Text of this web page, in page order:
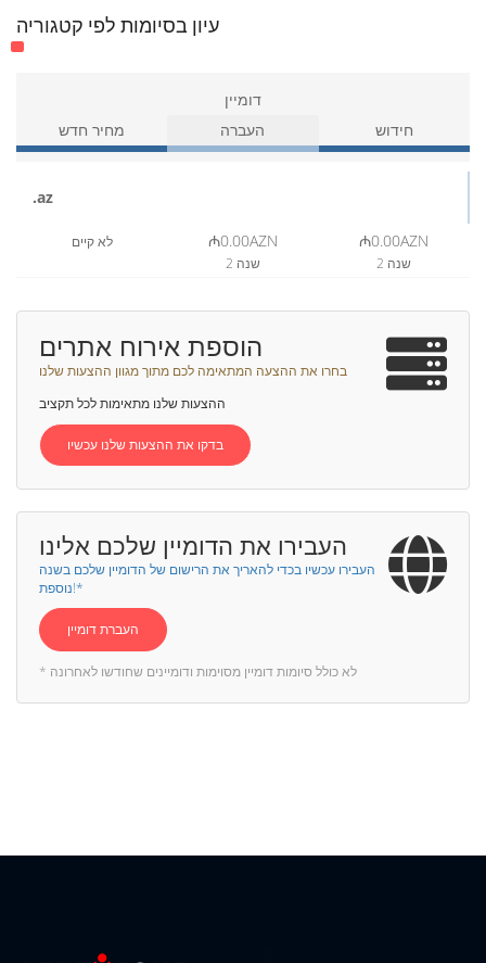
עיון בסיומות לפי קטגוריה
דומיין
מחיר חדש
העברה חידוש
.az
לא קיים ₼0.00AZN
2 שנה
₼0.00AZN
2 שנה
הוספת אירוח אתרים
בחרו את ההצעה המתאימה לכם מתוך מגוון ההצעות שלנו
ההצעות שלנו מתאימות לכל תקציב
בדקו את ההצעות שלנו עכשיו
העבירו את הדומיין שלכם אלינו
העבירו עכשיו בכדי להאריך את הרישום של הדומיין שלכם בשנה
נוספת!*
העברת דומיין
* לא כולל סיומות דומיין מסוימות ודומיינים שחודשו לאחרונה